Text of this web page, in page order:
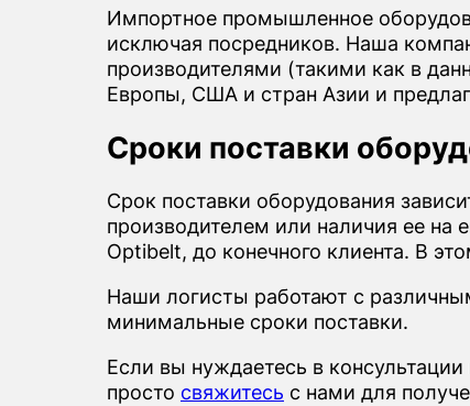
Импортное промышленное
исключая посредников. Наша
производителями (такими как в
Европы, США и стран Азии и
Сроки поставки
Срок поставки оборудования
производителем или наличия ее на
Optibelt, до конечного клиента. В
Наши логисты работают с
минимальные сроки поставки.
Если вы нуждаетесь в
просто свяжитесь с нами для